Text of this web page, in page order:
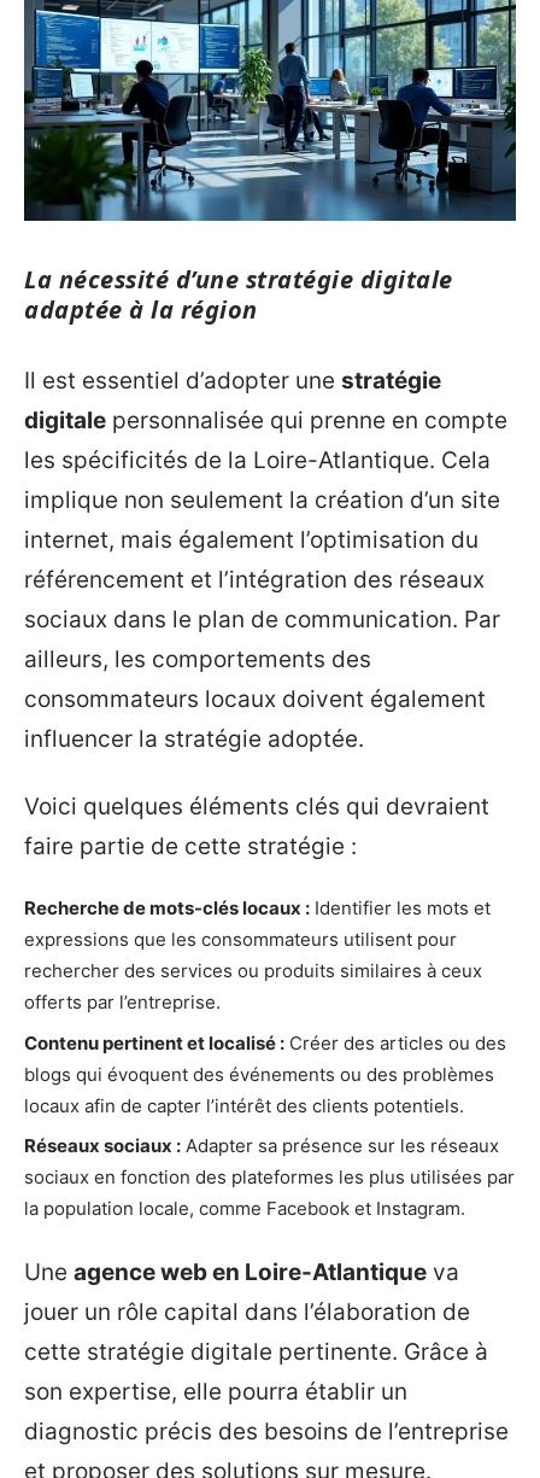
La nécessité d’une stratégie digitale
adaptée à la région
Il est essentiel d’adopter une stratégie
digitale personnalisée qui prenne en compte
les spécificités de la Loire-Atlantique. Cela
implique non seulement la création d’un site
internet, mais également l’optimisation du
référencement et l’intégration des réseaux
sociaux dans le plan de communication. Par
ailleurs, les comportements des
consommateurs locaux doivent également
influencer la stratégie adoptée.
Voici quelques éléments clés qui devraient
faire partie de cette stratégie :
Recherche de mots-clés locaux : Identifier les mots et
expressions que les consommateurs utilisent pour
rechercher des services ou produits similaires à ceux
offerts par l’entreprise.
Contenu pertinent et localisé : Créer des articles ou des
blogs qui évoquent des événements ou des problèmes
locaux afin de capter l’intérêt des clients potentiels.
Réseaux sociaux : Adapter sa présence sur les réseaux
sociaux en fonction des plateformes les plus utilisées par
la population locale, comme Facebook et Instagram.
Une agence web en Loire-Atlantique va
jouer un rôle capital dans l’élaboration de
cette stratégie digitale pertinente. Grâce à
son expertise, elle pourra établir un
diagnostic précis des besoins de l’entreprise
et proposer des solutions sur mesure.